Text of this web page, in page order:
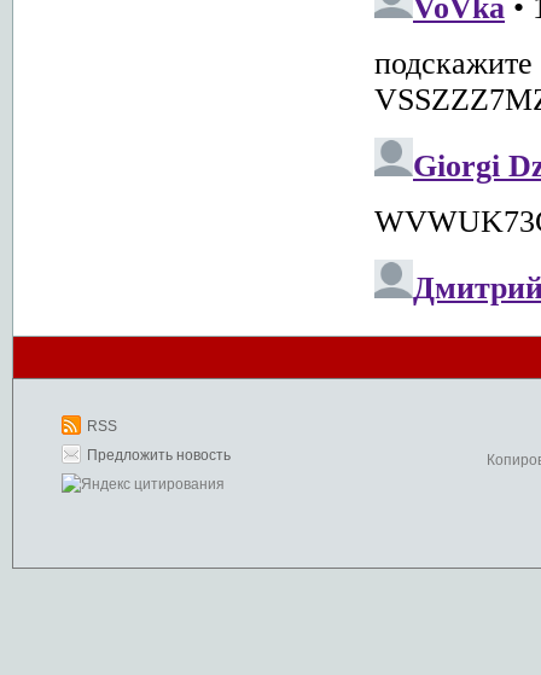
RSS
Предложить новость